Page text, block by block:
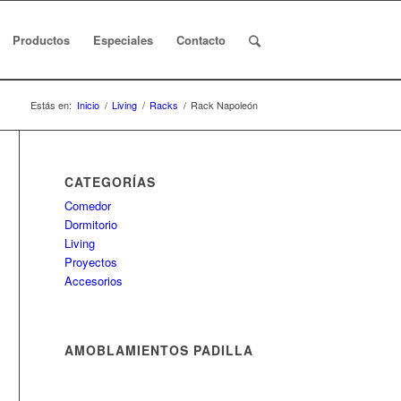
Productos Especiales Contacto
Estás en: Inicio / Living / Racks / Rack Napoleón
CATEGORÍAS
Comedor
Dormitorio
Living
Proyectos
Accesorios
AMOBLAMIENTOS PADILLA